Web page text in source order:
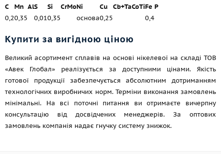
C
Mn AlS Si CrMoNi Cu Cb+TaCoTiFe P
0,20,35 0,010,35 основа0,25 0,4
Купити за вигідною ціною
Великий асортимент сплавів на основі нікелевої на складі ТОВ
«Авек Глобал» реалізується за доступними цінами. Якість
готової продукції забезпечується абсолютним дотриманням
технологічних виробничих норм. Терміни виконання замовлень
мінімальні. На всі поточні питання ви отримаєте вичерпну
консультацію від досвідчених менеджерів. За оптових
замовлень компанія надає гнучку систему знижок.